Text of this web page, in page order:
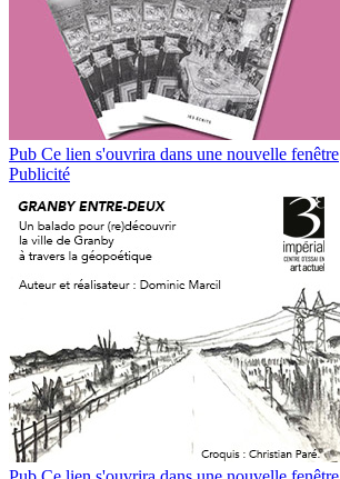
Pub Ce lien s'ouvrira dans une nouvelle fenêtre
Publicité